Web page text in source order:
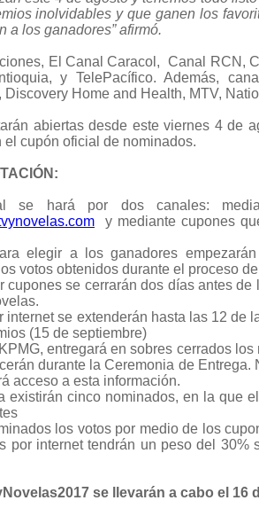
inolvidables y que ganen los
a los ganadores” afirmó.
El Canal Caracol, Canal RCN,
y TelePacífico. Además,
Discovery Home and Health, MTV,
abiertas desde este viernes 4 de
el cupón oficial de nominados.
se hará por dos canales:
y mediante cupones
elegir a los ganadores
votos obtenidos durante el proceso
cupones se cerrarán dos días antes de
internet se extenderán hasta las 12 de
(15 de septiembre)
entregará en sobres cerrados
durante la Ceremonia de Entrega.
acceso a esta información.
existirán cinco nominados, en la que
los votos por medio de los
por internet tendrán un peso del 30%
se llevarán a cabo el 16